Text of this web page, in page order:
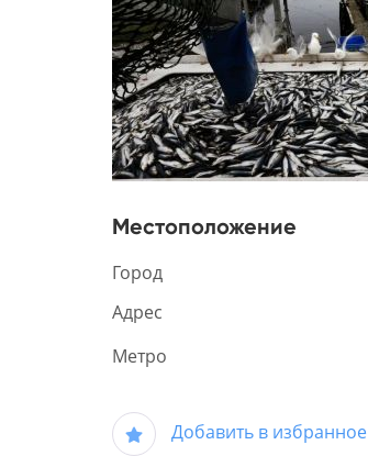
Местоположение
Город
Адрес
Метро
Добавить в избранное